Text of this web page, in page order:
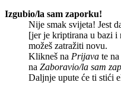
Izgubio/la sam zaporku!
Nije smak svijeta! Jest
[jer je kriptirana u bazi i
možeš zatražiti novu.
Klikneš na Prijava te
na Zaboravio/la sam
Daljnje upute će ti stići